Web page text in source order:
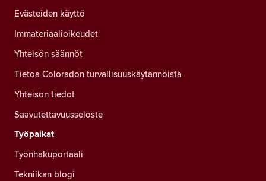
Evästeiden käyttö
Immateriaalioikeudet
Yhteisön säännöt
Tietoa Coloradon turvallisuuskäytännöistä
Yhteisön tiedot
Saavutettavuusseloste
Työpaikat
Työnhakuportaali
Tekniikan blogi